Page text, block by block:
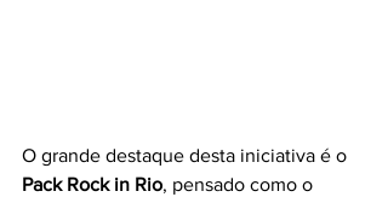
O grande destaque desta iniciativa é o
Pack Rock in Rio, pensado como o